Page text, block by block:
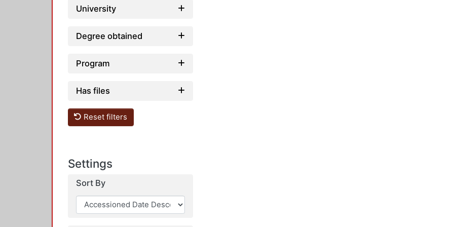
University
Degree obtained
Program
Has files
Reset filters
Settings
Sort By